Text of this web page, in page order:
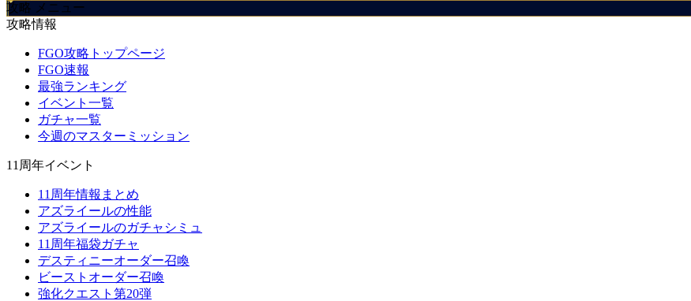
攻略 メニュー
攻略情報
FGO攻略トップページ
FGO速報
最強ランキング
イベント一覧
ガチャ一覧
今週のマスターミッション
11周年イベント
11周年情報まとめ
アズライールの性能
アズライールのガチャシミュ
11周年福袋ガチャ
デスティニーオーダー召喚
ビーストオーダー召喚
強化クエスト第20弾